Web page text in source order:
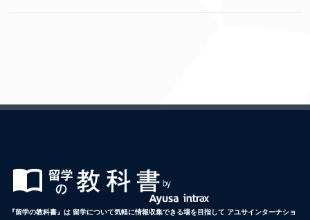
『留学の教科書』は 留学について気軽に情報収集できる場を目指して アユサインターナショ